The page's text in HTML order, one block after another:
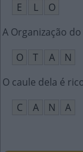
E
L
O
A Organização
O
T A
N
O caule dela é
C
A N A